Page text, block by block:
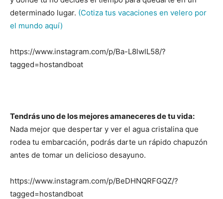
determinado lugar. (Cotiza tus vacaciones en velero por
el mundo aquí)
https://www.instagram.com/p/Ba-L8lwlL58/?
tagged=hostandboat
Tendrás uno de los mejores amaneceres de tu vida:
Nada mejor que despertar y ver el agua cristalina que
rodea tu embarcación, podrás darte un rápido chapuzón
antes de tomar un delicioso desayuno.
https://www.instagram.com/p/BeDHNQRFGQZ/?
tagged=hostandboat